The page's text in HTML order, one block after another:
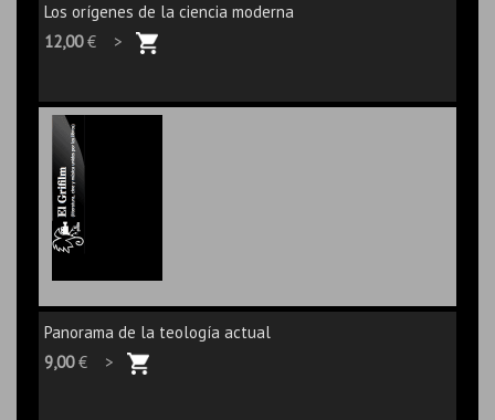
Los orígenes de la ciencia moderna
12,00€ >
Panorama de la teología actual
9,00€ >